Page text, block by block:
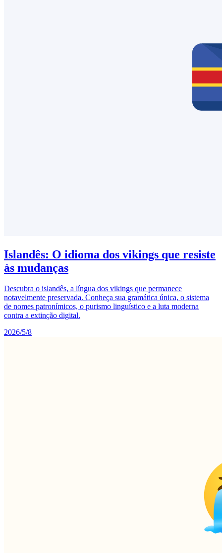
Islandês: O idioma dos vikings que resiste
às mudanças
Descubra o islandês, a língua dos vikings que permanece
notavelmente preservada. Conheça sua gramática única, o sistema
de nomes patronímicos, o purismo linguístico e a luta moderna
contra a extinção digital.
2026/5/8